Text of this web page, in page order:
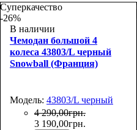
67х46х26+5
Суперкачество
-26%
В наличии
Чемодан большой 4
колеса 43803/L черный
Snowball (Франция)
Модель: 43803/L черный
4 290,00грн.
3 190,00грн.